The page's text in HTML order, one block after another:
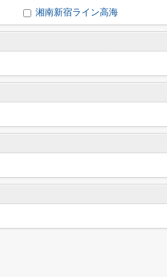
湘南新宿ライン高海